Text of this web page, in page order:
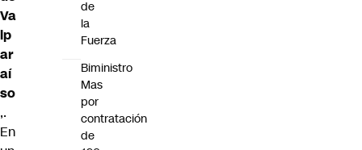
Va
lp
ar
aí
so
,.
En
de
la
Fuerza
Biministro
Mas
por
contratación
de